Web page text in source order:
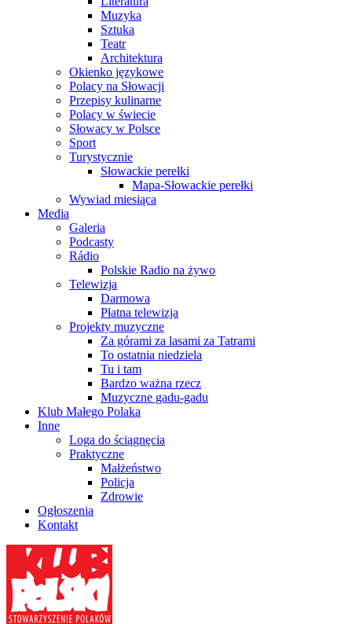
Muzyka
Sztuka
Teatr
Architektura
Okienko językowe
Polacy na Słowacji
Przepisy kulinarne
Polacy w świecie
Słowacy w Polsce
Sport
Turystycznie
Słowackie perełki
Mapa-Słowackie perełki
Wywiad miesiąca
Media
Galeria
Podcasty
Rádio
Polskie Radio na żywo
Telewizja
Darmowa
Płatna telewizja
Projekty muzyczne
Za górami za lasami za Tatrami
To ostatnia niedziela
Tu i tam
Bardzo ważna rzecz
Muzyczne gadu-gadu
Klub Małego Polaka
Inne
Loga do ściągnęcia
Praktyczne
Małżeństwo
Policja
Zdrowie
Ogłoszenia
Kontakt